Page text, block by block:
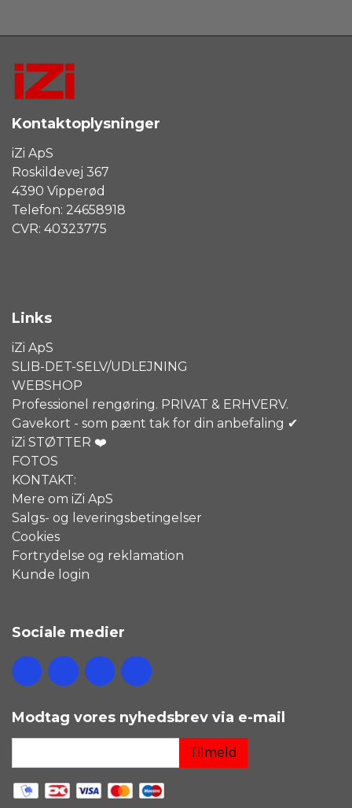
Kontaktoplysninger
iZi ApS
Roskildevej 367
4390 Vipperød
Telefon: 24658918
CVR: 40323775
Links
iZi ApS
SLIB-DET-SELV/UDLEJNING
WEBSHOP
Professionel rengøring. PRIVAT & ERHVERV.
Gavekort - som pænt tak for din anbefaling ✔
iZi STØTTER ❤️
FOTOS
KONTAKT:
Mere om iZi ApS
Salgs- og leveringsbetingelser
Cookies
Fortrydelse og reklamation
Kunde login
Sociale medier
Modtag vores nyhedsbrev via e-mail
Tilmeld